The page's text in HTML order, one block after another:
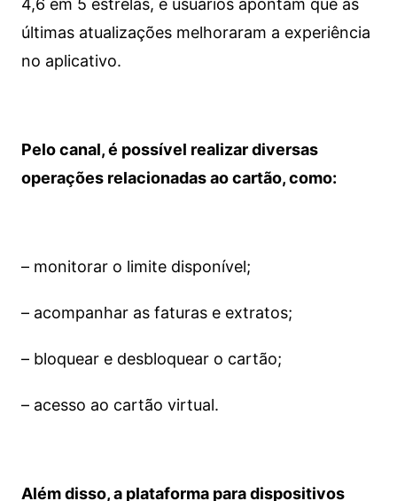
4,6 em 5 estrelas, e usuários apontam que as
últimas atualizações melhoraram a experiência
no aplicativo.
Pelo canal, é possível realizar diversas
operações relacionadas ao cartão, como:
– monitorar o limite disponível;
– acompanhar as faturas e extratos;
– bloquear e desbloquear o cartão;
– acesso ao cartão virtual.
Além disso, a plataforma para dispositivos